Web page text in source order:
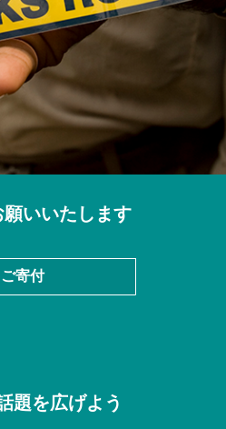
願いいたします
ご寄付
題を広げよう